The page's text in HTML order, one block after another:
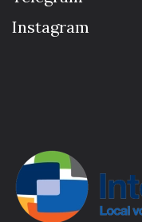
Instagram